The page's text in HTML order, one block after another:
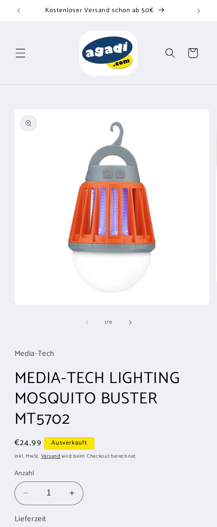
zum Kostenloser Versand schon ab 50€
Warenkorb
1/von
11
Media-Tech
MEDIA-TECH LIGHTING
MOSQUITO BUSTER
MT5702
Normaler
Preis
€24,99 Ausverkauft
inkl. MwSt.Versandwird beim Checkout berechnet
Anzahl
Verringere
die
Menge
Erhöhe
die
Lieferzeit